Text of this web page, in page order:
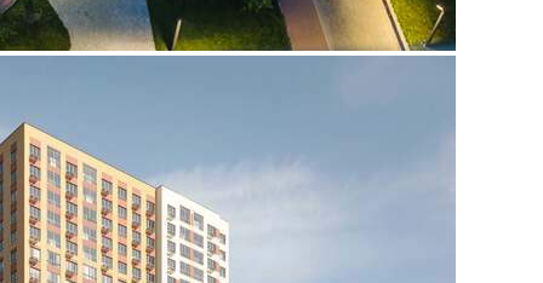
108650 - Г. ВИДНОЕ,
ПОСЕЛОК БИТЦА,
ЮЖНАЯ БИТЦА
МИКРОРАЙОН, Д.1